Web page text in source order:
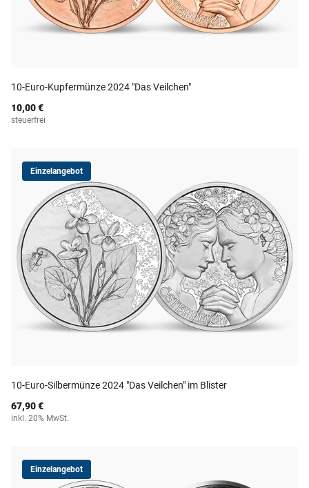
10-Euro-Kupfermünze 2024 "Das Veilchen"
10,00 €
steuerfrei
Einzelangebot
10-Euro-Silbermünze 2024 "Das Veilchen" im Blister
67,90 €
inkl. 20% MwSt.
Einzelangebot